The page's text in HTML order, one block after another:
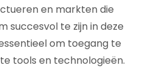
en markten die
succesvol te zijn in deze
om toegang te
tools en technologieën.